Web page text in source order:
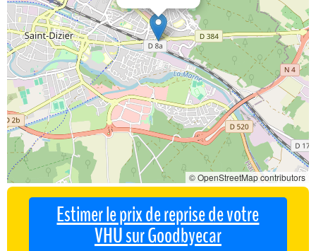
© OpenStreetMap contributors
Estimer le prix de reprise de votre
VHU sur Goodbyecar